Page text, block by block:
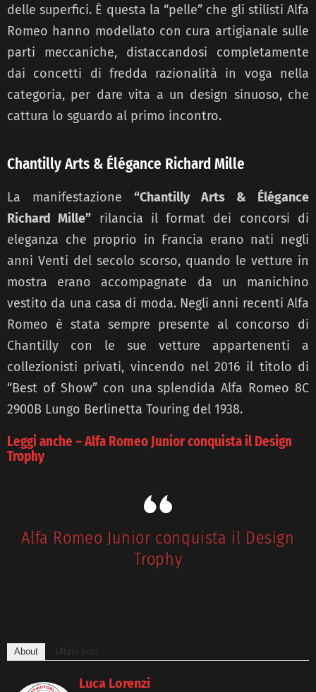
delle superfici. È questa la “pelle” che gli stilisti Alfa
Romeo hanno modellato con cura artigianale sulle
parti meccaniche, distaccandosi completamente
dai concetti di fredda razionalità in voga nella
categoria, per dare vita a un design sinuoso, che
cattura lo sguardo al primo incontro.
Chantilly Arts & Élégance Richard Mille
La manifestazione “Chantilly Arts & Élégance
Richard Mille” rilancia il format dei concorsi di
eleganza che proprio in Francia erano nati negli
anni Venti del secolo scorso, quando le vetture in
mostra erano accompagnate da un manichino
vestito da una casa di moda. Negli anni recenti Alfa
Romeo è stata sempre presente al concorso di
Chantilly con le sue vetture appartenenti a
collezionisti privati, vincendo nel 2016 il titolo di
“Best of Show” con una splendida Alfa Romeo 8C
2900B Lungo Berlinetta Touring del 1938.
Leggi anche – Alfa Romeo Junior conquista il Design
Trophy
Alfa Romeo Junior conquista il Design
Trophy
About Ultimi post
Luca Lorenzi